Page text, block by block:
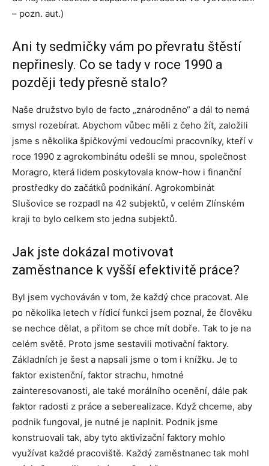
– pozn. aut.)
Ani ty sedmičky vám po převratu štěstí
nepřinesly. Co se tady v roce 1990 a
později tedy přesně stalo?
Naše družstvo bylo de facto „znárodněno“ a dál to nemá
smysl rozebírat. Abychom vůbec měli z čeho žít, založili
jsme s několika špičkovými vedoucími pracovníky, kteří v
roce 1990 z agrokombinátu odešli se mnou, společnost
Moragro, která lidem poskytovala know-how i finanční
prostředky do začátků podnikání. Agrokombinát
Slušovice se rozpadl na 42 subjektů, v celém Zlínském
kraji to bylo celkem sto jedna subjektů.
Jak jste dokázal motivovat
zaměstnance k vyšší efektivitě práce?
Byl jsem vychováván v tom, že každý chce pracovat. Ale
po několika letech v řídicí funkci jsem poznal, že člověku
se nechce dělat, a přitom se chce mít dobře. Tak to je na
celém světě. Proto jsme sestavili motivační faktory.
Základních je šest a napsali jsme o tom i knížku. Je to
faktor existenční, faktor strachu, hmotné
zainteresovanosti, ale také morálního ocenění, dále pak
faktor radosti z práce a seberealizace. Když chceme, aby
podnik fungoval, je nutné je naplnit. Podnik jsme
konstruovali tak, aby tyto aktivizační faktory mohlo
využívat každé pracoviště. Každý zaměstnanec tak mohl